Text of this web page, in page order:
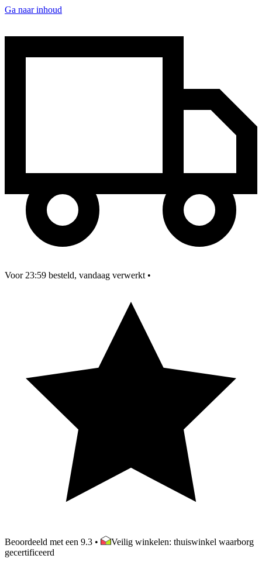
Ga naar inhoud
Voor 23:59 besteld, vandaag verwerkt •
Beoordeeld met een 9.3 •
Veilig winkelen: thuiswinkel waarborg
gecertificeerd